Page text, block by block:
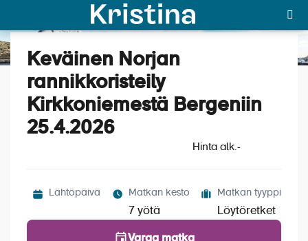
Yksin matkalle?
OTA YHTEYTTÄ
Kohteet
Katso kuvat (5)
Keväinen Norjan
rannikkoristeily
Kirkkoniemestä Bergeniin
25.4.2026
Hinta alk.-
Lähtöpäivä Matkan kesto
7 yötä
Matkan tyyppi
Löytöretket
Varaa matka